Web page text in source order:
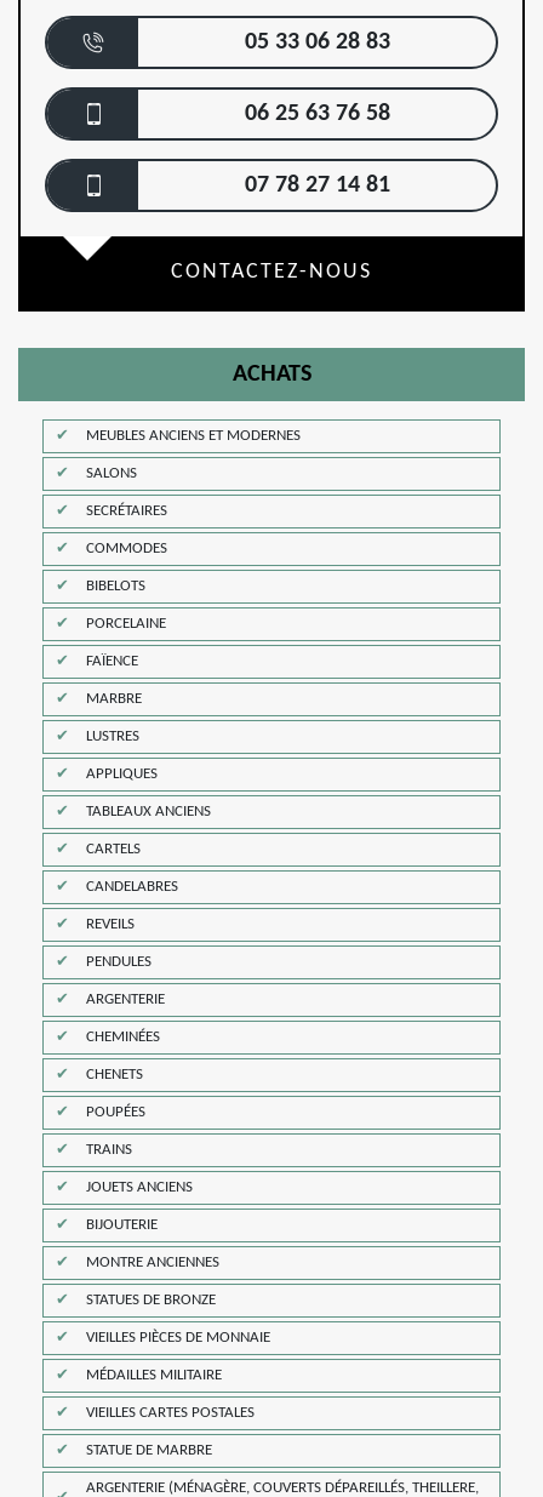
05 33 06 28 83
06 25 63 76 58
07 78 27 14 81
CONTACTEZ-NOUS
ACHATS
MEUBLES ANCIENS ET MODERNES
SALONS
SECRÉTAIRES
COMMODES
BIBELOTS
PORCELAINE
FAÏENCE
MARBRE
LUSTRES
APPLIQUES
TABLEAUX ANCIENS
CARTELS
CANDELABRES
REVEILS
PENDULES
ARGENTERIE
CHEMINÉES
CHENETS
POUPÉES
TRAINS
JOUETS ANCIENS
BIJOUTERIE
MONTRE ANCIENNES
STATUES DE BRONZE
VIEILLES PIÈCES DE MONNAIE
MÉDAILLES MILITAIRE
VIEILLES CARTES POSTALES
STATUE DE MARBRE
ARGENTERIE (MÉNAGÈRE, COUVERTS DÉPAREILLÉS, THEILLERE,